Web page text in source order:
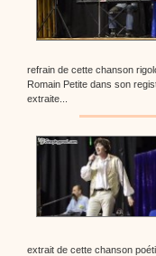
refrain de cette chanson
Romain Petite dans son
extraite...
extrait de cette chanson